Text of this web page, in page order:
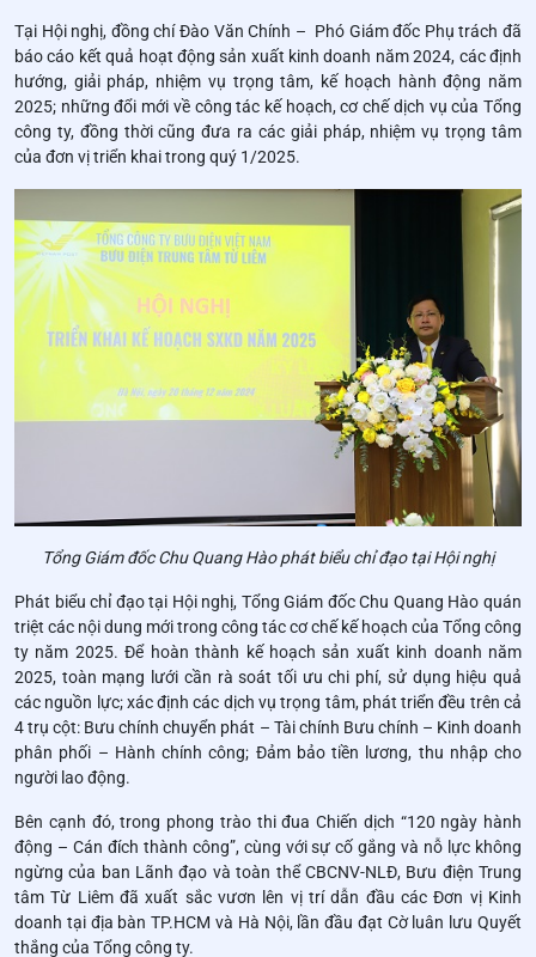
Tại Hội nghị, đồng chí Đào Văn Chính – Phó Giám đốc Phụ trách đã
báo cáo kết quả hoạt động sản xuất kinh doanh năm 2024, các định
hướng, giải pháp, nhiệm vụ trọng tâm, kế hoạch hành động năm
2025; những đổi mới về công tác kế hoạch, cơ chế dịch vụ của Tổng
công ty, đồng thời cũng đưa ra các giải pháp, nhiệm vụ trọng tâm
của đơn vị triển khai trong quý 1/2025.
Tổng Giám đốc Chu Quang Hào phát biểu chỉ đạo tại Hội nghị
Phát biểu chỉ đạo tại Hội nghị, Tổng Giám đốc Chu Quang Hào quán
triệt các nội dung mới trong công tác cơ chế kế hoạch của Tổng công
ty năm 2025. Để hoàn thành kế hoạch sản xuất kinh doanh năm
2025, toàn mạng lưới cần rà soát tối ưu chi phí, sử dụng hiệu quả
các nguồn lực; xác định các dịch vụ trọng tâm, phát triển đều trên cả
4 trụ cột: Bưu chính chuyển phát – Tài chính Bưu chính – Kinh doanh
phân phối – Hành chính công; Đảm bảo tiền lương, thu nhập cho
người lao động.
Bên cạnh đó, trong phong trào thi đua Chiến dịch “120 ngày hành
động – Cán đích thành công”, cùng với sự cố gắng và nỗ lực không
ngừng của ban Lãnh đạo và toàn thể CBCNV-NLĐ, Bưu điện Trung
tâm Từ Liêm đã xuất sắc vươn lên vị trí dẫn đầu các Đơn vị Kinh
doanh tại địa bàn TP.HCM và Hà Nội, lần đầu đạt Cờ luân lưu Quyết
thắng của Tổng công ty.